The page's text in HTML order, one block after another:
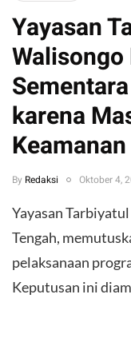
Yayasan
karena
By Redaksi Oktober 4,
Yayasan
Tengah,
pelaksanaan
Keputusan ini